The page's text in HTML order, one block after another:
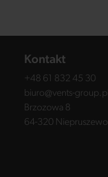
Kontakt
+48 61 832 45 30
biuro@vents-group.pl
Brzozowa 8
64-320 Niepruszewo